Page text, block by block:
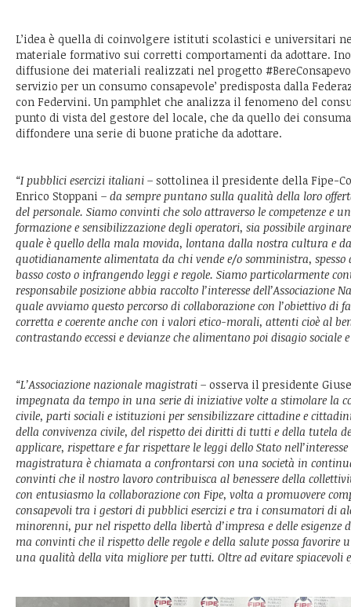
L’idea è quella di coinvolgere istituti scolastici e universitari
materiale formativo sui corretti comportamenti da adottare.
diffusione dei materiali realizzati nel progetto
servizio per un consumo consapevole’ predisposta dalla
con Federvini. Un pamphlet che analizza il fenomeno del
punto di vista del gestore del locale, che da quello dei
diffondere una serie di buone pratiche da adottare.
“I pubblici esercizi italiani – sottolinea il presidente della Fipe-
Enrico Stoppani – da sempre puntano sulla qualità della loro
del personale. Siamo convinti che solo attraverso le competenze e
formazione e sensibilizzazione degli operatori, sia possibile
quale è quello della mala movida, lontana dalla nostra cultura e
quotidianamente alimentata da chi vende e/o somministra, spesso
basso costo o infrangendo leggi e regole. Siamo particolarmente
responsabile posizione abbia raccolto l’interesse dell’Associazione
quale avviamo questo percorso di collaborazione con l’obiettivo di
corretta e coerente anche con i valori etico-morali, attenti cioè al
contrastando eccessi e devianze che alimentano poi disagio sociale
“L’Associazione nazionale magistrati – osserva il presidente
impegnata da tempo in una serie di iniziative volte a stimolare la
civile, parti sociali e istituzioni per sensibilizzare cittadine e
della convivenza civile, del rispetto dei diritti di tutti e della tutela
applicare, rispettare e far rispettare le leggi dello Stato
magistratura è chiamata a confrontarsi con una società in
convinti che il nostro lavoro contribuisca al benessere della
con entusiasmo la collaborazione con Fipe, volta a promuovere
consapevoli tra i gestori di pubblici esercizi e tra i consumatori di
minorenni, pur nel rispetto della libertà d’impresa e delle esigenze
ma convinti che il rispetto delle regole e della salute possa favorire
una qualità della vita migliore per tutti. Oltre ad evitare spiacevoli